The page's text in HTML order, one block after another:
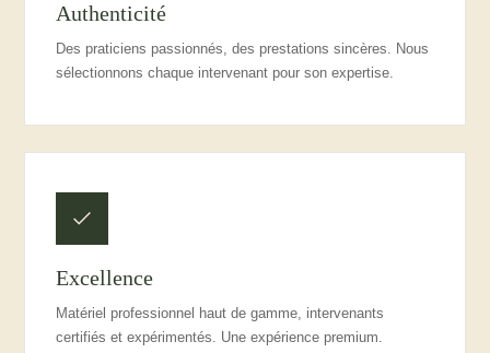
Authenticité
Des praticiens passionnés, des prestations sincères. Nous
sélectionnons chaque intervenant pour son expertise.
Excellence
Matériel professionnel haut de gamme, intervenants
certifiés et expérimentés. Une expérience premium.